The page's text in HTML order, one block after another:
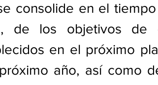
consolide en el
de los objetivos de
en el próximo
año, así como